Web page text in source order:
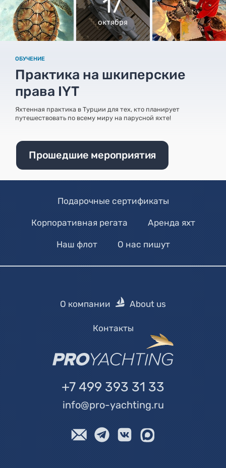
17
октября
ОБУЧЕНИЕ
Практика на шкиперские
права IYT
Яхтенная практика в Турции для тех, кто планирует
путешествовать по всему миру на парусной яхте!
Прошедшие мероприятия
Подарочные сертификаты
Корпоративная регата Аренда яхт
Наш флот О нас пишут
О компании About us
Контакты
+7 499 393 31 33
info@pro-yachting.ru